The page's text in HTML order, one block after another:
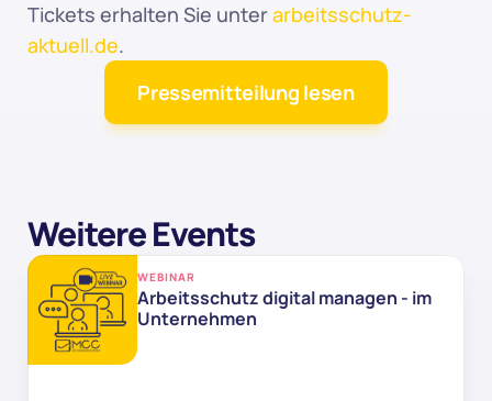
Tickets erhalten Sie unter arbeitsschutz-
aktuell.de.
Pressemitteilung lesen
Weitere Events
WEBINAR
Arbeitsschutz digital managen - im
Unternehmen